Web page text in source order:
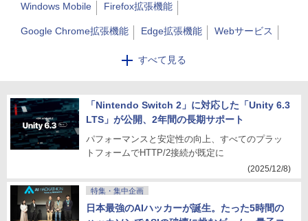
すべて見る
Windows Mobile Firefox拡張機能
Google Chrome拡張機能 Edge拡張機能 Webサービス
「Nintendo Switch 2」に対応した「Unity 6.3
LTS」が公開、2年間の長期サポート
パフォーマンスと安定性の向上、すべてのプラッ
トフォームでHTTP/2接続が既定に
(2025/12/8)
特集・集中企画
日本最強のAIハッカーが誕生。たった5時間の